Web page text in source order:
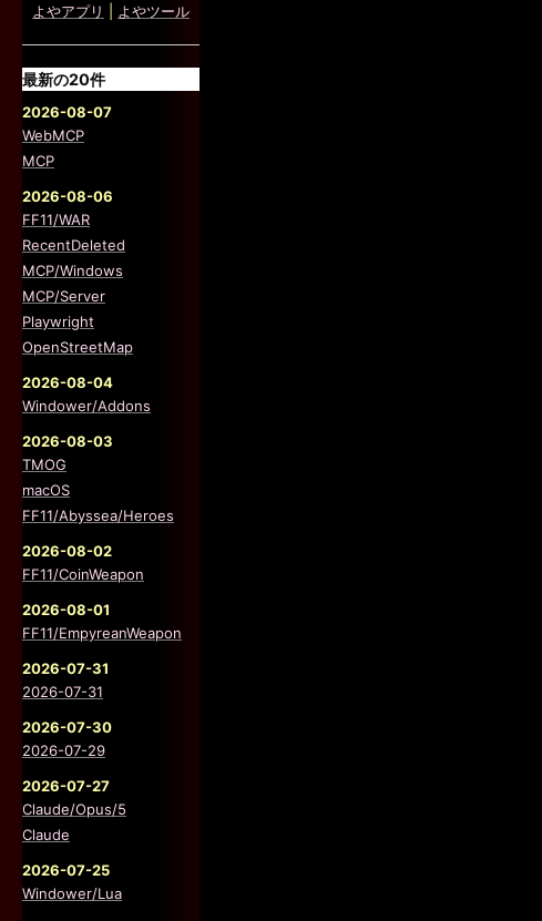
よやアプリ よやツール
最新の20件
2026-08-07
WebMCP
MCP
2026-08-06
FF11/WAR
RecentDeleted
MCP/Windows
MCP/Server
Playwright
OpenStreetMap
2026-08-04
Windower/Addons
2026-08-03
TMOG
macOS
FF11/Abyssea/Heroes
2026-08-02
FF11/CoinWeapon
2026-08-01
FF11/EmpyreanWeapon
2026-07-31
2026-07-31
2026-07-30
2026-07-29
2026-07-27
Claude/Opus/5
Claude
2026-07-25
Windower/Lua